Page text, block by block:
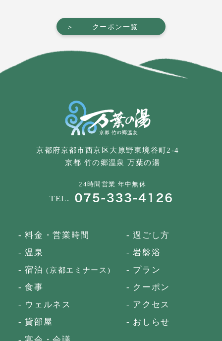
クーポン一覧
＞
24時間営業 年中無休
京都府京都市西京区大原野東境谷町2-4
京都 竹の郷温泉 万葉の湯
TEL.
- 料金・営業時間
- 温泉
- 宿泊 (京都エミナース)
- 食事
- ウェルネス
- 貸部屋
- 過ごし方
- 岩盤浴
- プラン
- クーポン
- アクセス
- おしらせ